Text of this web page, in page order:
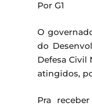
Por G1
O
do
Defesa
atingidos,
Pra